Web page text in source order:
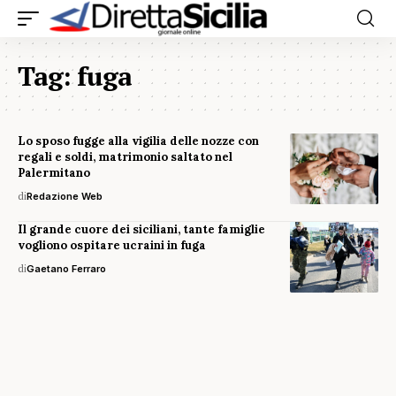
Tag:fuga
Lo sposo fugge alla vigilia delle nozze con
regali e soldi, matrimonio saltato nel
Palermitano
diRedazione Web
Il grande cuore dei siciliani, tante famiglie
vogliono ospitare ucraini in fuga
diGaetano Ferraro